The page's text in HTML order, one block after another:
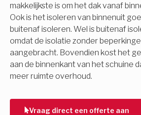
makkelijkste is om het dak vanaf
Ook is het isoleren van binnenuit
buitenaf isoleren. Wel is buitenaf
omdat de isolatie zonder
aangebracht. Bovendien kost het
aan de binnenkant van het schuine
meer ruimte overhoud.
Vraag direct een offerte aan
Vloerisolatie
Dakisolatie
Gevelisolatie
Vorige
Voornaam